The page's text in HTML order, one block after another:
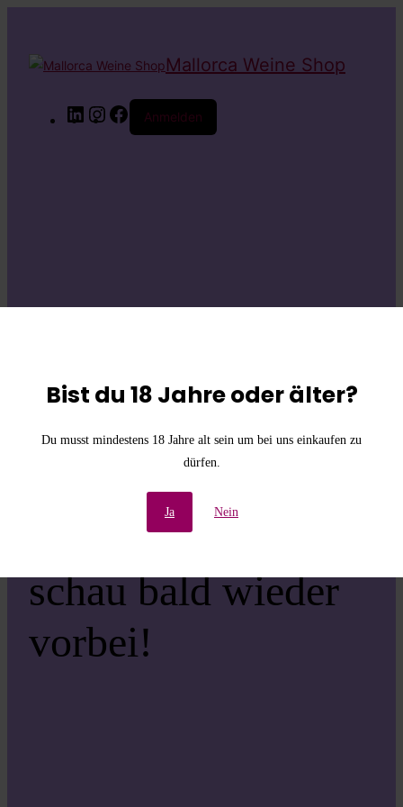
Bist du 18 Jahre oder älter?
Du musst mindestens 18 Jahre alt sein um bei uns einkaufen zu
dürfen.
Ja Nein
Mallorca Weine Shop
LinkedInInstagram
Facebook
Anmelden
die
Unannehmlichkeiten!
Wir arbeiten an einer
großartigen Sache –
schau bald wieder
vorbei!